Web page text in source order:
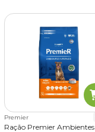
Premier
Ração Premier Ambientes